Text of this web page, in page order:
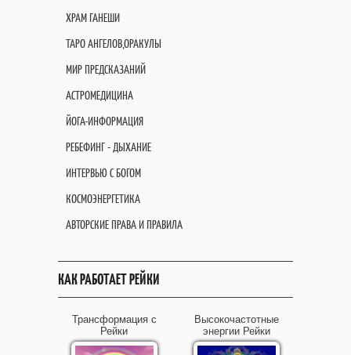
ХРАМ ГАНЕШИ
ТАРО АНГЕЛОВ,ОРАКУЛЫ
МИР ПРЕДСКАЗАНИЙ
АСТРОМЕДИЦИНА
ЙОГА-ИНФОРМАЦИЯ
РЕБЕФИНГ - ДЫХАНИЕ
ИНТЕРВЬЮ С БОГОМ
КОСМОЭНЕРГЕТИКА
АВТОРСКИЕ ПРАВА И ПРАВИЛА
КАК РАБОТАЕТ РЕЙКИ
Трансформация с
Рейки
Высокочастотные
энергии Рейки